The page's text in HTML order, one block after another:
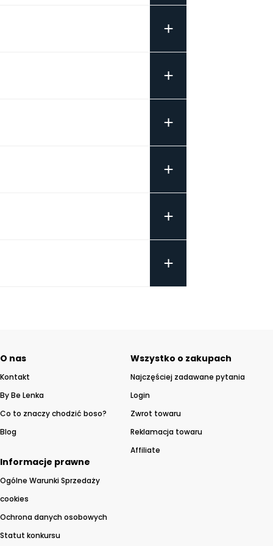
+
+
+
+
+
+
O nas
Kontakt
By Be Lenka
Co to znaczy chodzić boso?
Blog
Wszystko o zakupach
Najczęściej zadawane pytania
Login
Zwrot towaru
Reklamacja towaru
Affiliate
Informacje prawne
Ogólne Warunki Sprzedaży
cookies
Ochrona danych osobowych
Statut konkursu